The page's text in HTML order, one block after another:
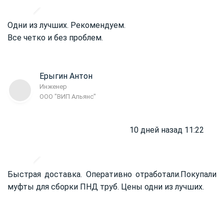
Одни из лучших. Рекомендуем.
Все четко и без проблем.
Ерыгин Антон
Инженер
ООО "ВИП Альянс"
10 дней назад 11:22
Быстрая доставка. Оперативно отработали.Покупали
муфты для сборки ПНД труб. Цены одни из лучших.